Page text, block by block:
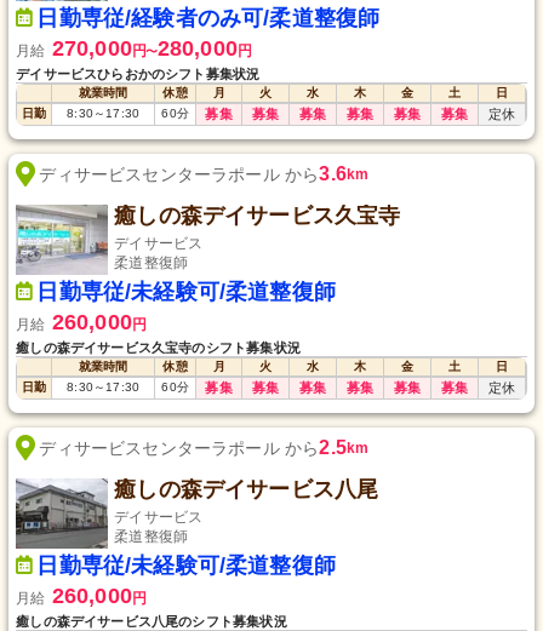
日勤専従/経験者のみ可/柔道整復師
月給 270,000円〜280,000円
デイサービスひらおかのシフト募集状況
就業時間 休憩 月 火 水 木 金 土
日
日勤
8:30～17:30 60分 募集 募集 募集 募集 募集 募集 定休
ディサービスセンターラポール から3.6km
癒しの森デイサービス久宝寺
デイサービス
柔道整復師
日勤専従/未経験可/柔道整復師
月給 260,000円
癒しの森デイサービス久宝寺のシフト募集状況
就業時間 休憩 月 火 水 木 金 土
日
日勤
8:30～17:30 60分 募集 募集 募集 募集 募集 募集 定休
ディサービスセンターラポール から2.5km
癒しの森デイサービス八尾
デイサービス
柔道整復師
日勤専従/未経験可/柔道整復師
月給 260,000円
癒しの森デイサービス八尾のシフト募集状況